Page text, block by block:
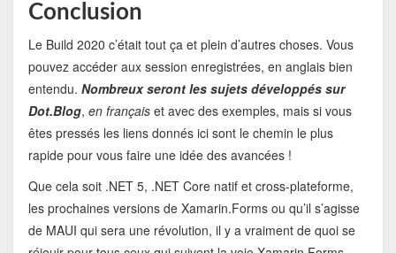
Conclusion
Le Build 2020 c’était tout ça et plein d’autres choses. Vous
pouvez accéder aux session enregistrées, en anglais bien
entendu. Nombreux seront les sujets développés sur
Dot.Blog, en françaiset avec des exemples, mais si vous
êtes pressés les liens donnés ici sont le chemin le plus
rapide pour vous faire une idée des avancées !
Que cela soit .NET 5, .NET Core natif et cross-plateforme,
les prochaines versions de Xamarin.Forms ou qu’il s’agisse
de MAUI qui sera une révolution, il y a vraiment de quoi se